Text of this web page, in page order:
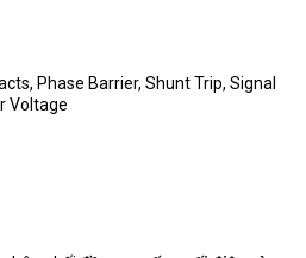
Phase Barrier, Shunt Trip, Signal
Voltage